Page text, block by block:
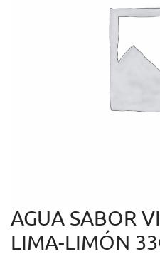
AGUA SABOR
LIMA-LIMÓN